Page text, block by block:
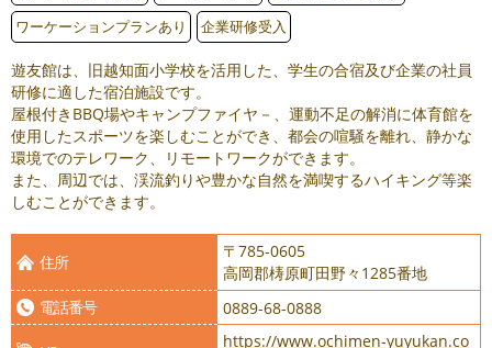
ワーケーションプランあり
企業研修受入
遊友館は、旧越知面小学校を活用した、学生の合宿及び企業の社員
研修に適した宿泊施設です。
屋根付きBBQ場やキャンプファイヤ－、運動不足の解消に体育館を
使用したスポーツを楽しむことができ、都会の喧騒を離れ、静かな
環境でのテレワーク、リモートワークができます。
​また、周辺では、渓流釣りや豊かな自然を満喫するハイキング等楽
しむことができます。
住所
〒785-0605
高岡郡梼原町田野々1285番地
電話番号
0889-68-0888
https://www.ochimen-yuyukan.co